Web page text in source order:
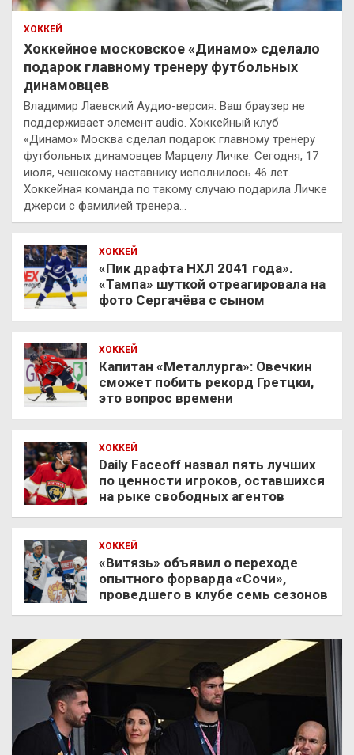
ХОККЕЙ
Хоккейное московское «Динамо» сделало
подарок главному тренеру футбольных
динамовцев
Владимир Лаевский Аудио-версия: Ваш браузер не
поддерживает элемент audio. Хоккейный клуб
«Динамо» Москва сделал подарок главному тренеру
футбольных динамовцев Марцелу Личке. Сегодня, 17
июля, чешскому наставнику исполнилось 46 лет.
Хоккейная команда по такому случаю подарила Личке
джерси с фамилией тренера…
ХОККЕЙ
«Пик драфта НХЛ 2041 года».
«Тампа» шуткой отреагировала на
фото Сергачёва с сыном
ХОККЕЙ
Капитан «Металлурга»: Овечкин
сможет побить рекорд Гретцки,
это вопрос времени
ХОККЕЙ
Daily Faceoff назвал пять лучших
по ценности игроков, оставшихся
на рыке свободных агентов
ХОККЕЙ
«Витязь» объявил о переходе
опытного форварда «Сочи»,
проведшего в клубе семь сезонов